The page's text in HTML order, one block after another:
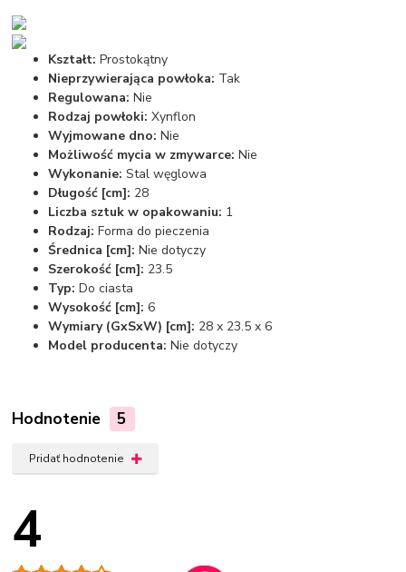
Kształt: Prostokątny
Nieprzywierająca powłoka: Tak
Regulowana: Nie
Rodzaj powłoki: Xynflon
Wyjmowane dno: Nie
Możliwość mycia w zmywarce: Nie
Wykonanie: Stal węglowa
Długość [cm]: 28
Liczba sztuk w opakowaniu: 1
Rodzaj: Forma do pieczenia
Średnica [cm]: Nie dotyczy
Szerokość [cm]: 23.5
Typ: Do ciasta
Wysokość [cm]: 6
Wymiary (GxSxW) [cm]: 28 x 23.5 x 6
Model producenta: Nie dotyczy
Hodnotenie 5
Pridať hodnotenie
4